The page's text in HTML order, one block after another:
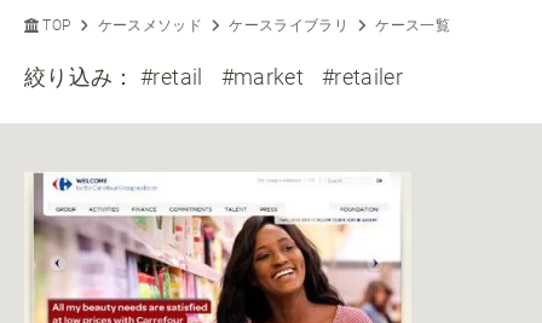
TOP ケースメソッド ケースライブラリ ケース一覧
絞り込み：#retail #market #retailer